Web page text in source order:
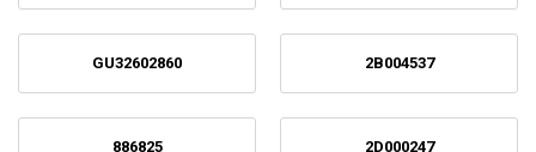
GU32602860 2B004537
886825 2D000247